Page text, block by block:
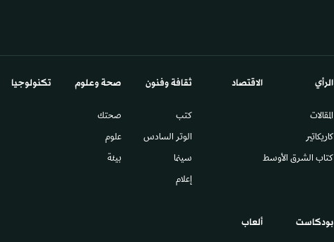
الرأي
المقالات
كاريكاتير
كتاب الشرق الأوسط
الاقتصاد ثقافة وفنون
كتب
الوتر السادس​
سينما
إعلام
صحة وعلوم
صحتك
علوم
بيئة
تكنولوجيا
بودكاست ألعاب